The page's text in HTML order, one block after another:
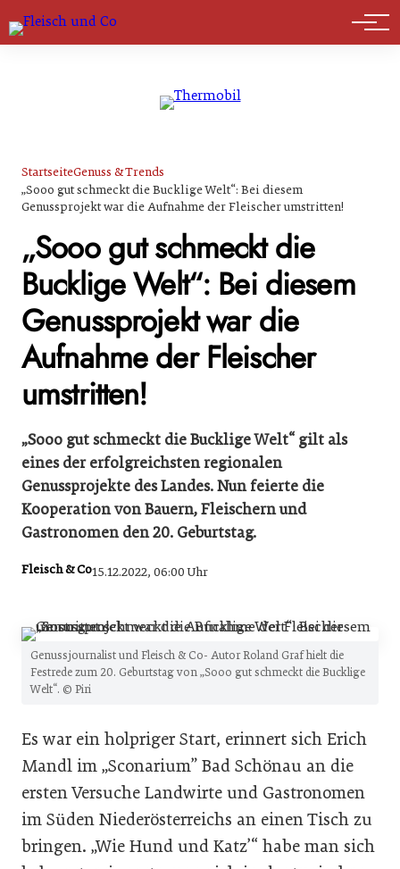
Marktführer
StartseiteGenuss & Trends
„Sooo gut schmeckt die Bucklige Welt“: Bei diesem
Genussprojekt war die Aufnahme der Fleischer umstritten!
„Sooo gut schmeckt die
Bucklige Welt“: Bei diesem
Genussprojekt war die
Aufnahme der Fleischer
umstritten!
„Sooo gut schmeckt die Bucklige Welt“ gilt als
eines der erfolgreichsten regionalen
Genussprojekte des Landes. Nun feierte die
Kooperation von Bauern, Fleischern und
Gastronomen den 20. Geburtstag.
Fleisch & Co15.12.2022, 06:00 Uhr
Genussjournalist und Fleisch & Co- Autor Roland Graf hielt die
Festrede zum 20. Geburtstag von „Sooo gut schmeckt die Bucklige
Welt“. © Piri
Es war ein holpriger Start, erinnert sich Erich
Mandl im „Sconarium” Bad Schönau an die
ersten Versuche Landwirte und Gastronomen
im Süden Niederösterreichs an einen Tisch zu
bringen. „Wie Hund und Katz’“ habe man sich